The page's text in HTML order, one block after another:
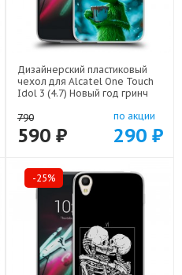
Дизайнерский пластиковый
чехол для Alcatel One Touch
Idol 3 (4.7) Новый год гринч
790
590 ₽
по акции
290 ₽
-25%